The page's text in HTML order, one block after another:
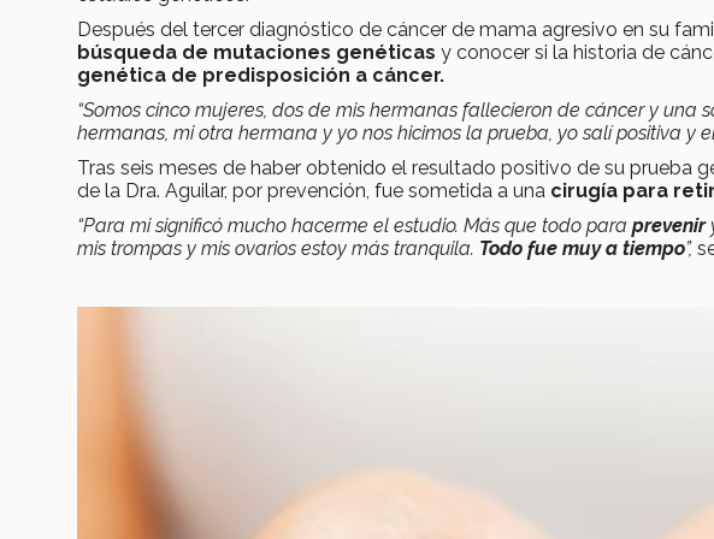
Después del tercer diagnóstico de cáncer de mama agresivo en su
búsqueda de mutaciones genéticas y conocer si la historia de
genética de predisposición a cáncer.
“Somos cinco mujeres, dos de mis hermanas fallecieron de cáncer y una
hermanas, mi otra hermana y yo nos hicimos la prueba, yo salí positiva y
Tras seis meses de haber obtenido el resultado positivo de su prueba
de la Dra. Aguilar, por prevención, fue sometida a una cirugía para
“Para mi significó mucho hacerme el estudio. Más que todo para prevenir
mis trompas y mis ovarios estoy más tranquila. Todo fue muy a tiempo”,